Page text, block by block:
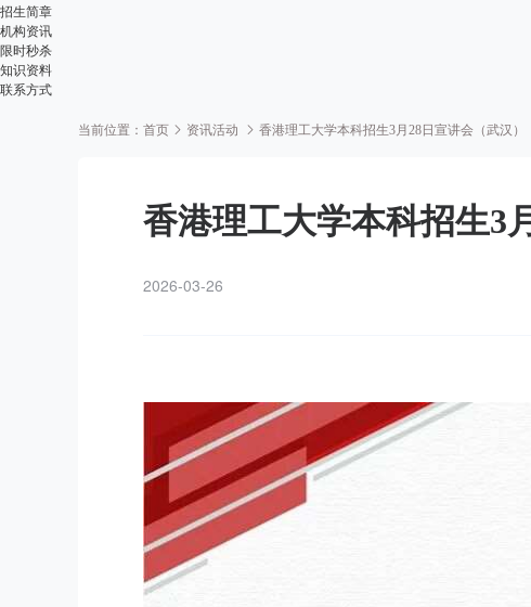
招生简章
机构资讯
限时秒杀
知识资料
联系方式
当前位置： 首页 资讯活动 香港理工大学本科招生3月28日宣讲会（武汉）
香港理工大学本科招生3
2026-03-26